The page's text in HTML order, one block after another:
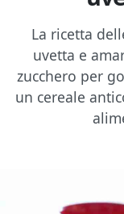
La ricetta
uvetta e
zucchero per
un cereale